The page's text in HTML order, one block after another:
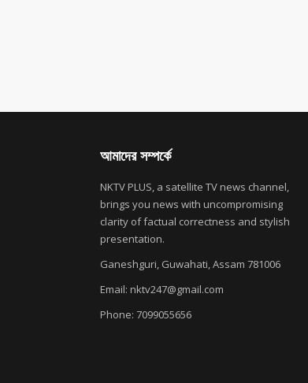
আমাদের সম্পর্কে
NKTV PLUS, a satellite TV news channel,
brings you news with uncompromising
clarity of factual correctness and stylish
presentation.
Ganeshguri, Guwahati, Assam 781006
Email: nktv247@gmail.com
Phone: 7099055656